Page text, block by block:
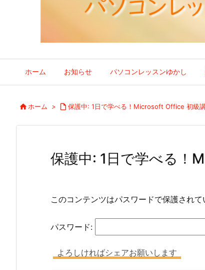
ホーム お知らせ パソコンレッスンゆかし
ホーム >  保護中: 1日で学べる！Microsoft Office 初級
保護中: 1日で学べる
このコンテンツはパスワードで保護され
パスワード:
よろしければシェアお願いします